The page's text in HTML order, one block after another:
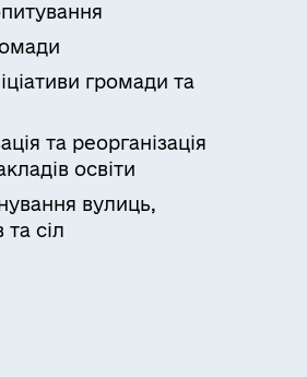
громади та
та реорганізація
освіти
вулиць,
та сіл